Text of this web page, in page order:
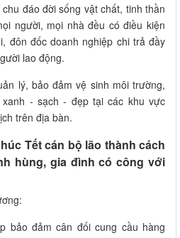
đáo đời sống vật chất, tinh thần
người, mọi nhà đều có điều kiện
đôn đốc doanh nghiệp chi trả đầy
lao động.
lý, bảo đảm vệ sinh môi trường,
- sạch - đẹp tại các khu vực
trên địa bàn.
Tết cán bộ lão thành cách
hùng, gia đình có công với
bảo đảm cân đối cung cầu hàng